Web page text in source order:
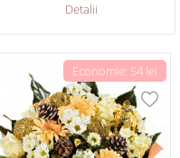
Detalii
Economie: 54 lei